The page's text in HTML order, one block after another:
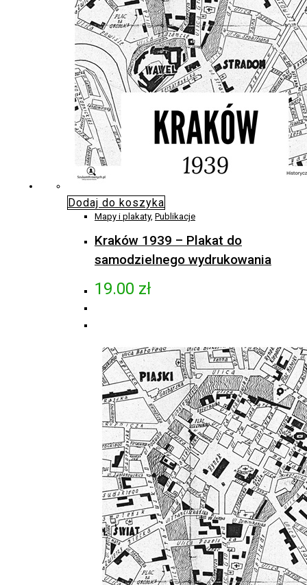
Dodaj do koszyka
Mapy i plakaty, Publikacje
Kraków 1939 – Plakat do
samodzielnego wydrukowania
19.00 zł